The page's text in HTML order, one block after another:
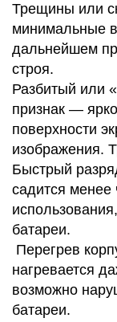
Трещины или
минимальные
дальнейшем
строя.
Разбитый или
признак —
поверхности
изображения.
Быстрый
садится менее
батареи.
Перегрев
нагревается
возможно
батареи.